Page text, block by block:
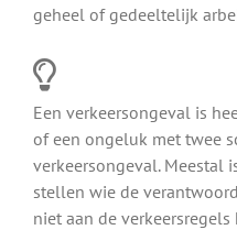
geheel of gedeeltelijk
Een verkeersongeval is
of een ongeluk met twee
verkeersongeval. Meestal
stellen wie de
niet aan de